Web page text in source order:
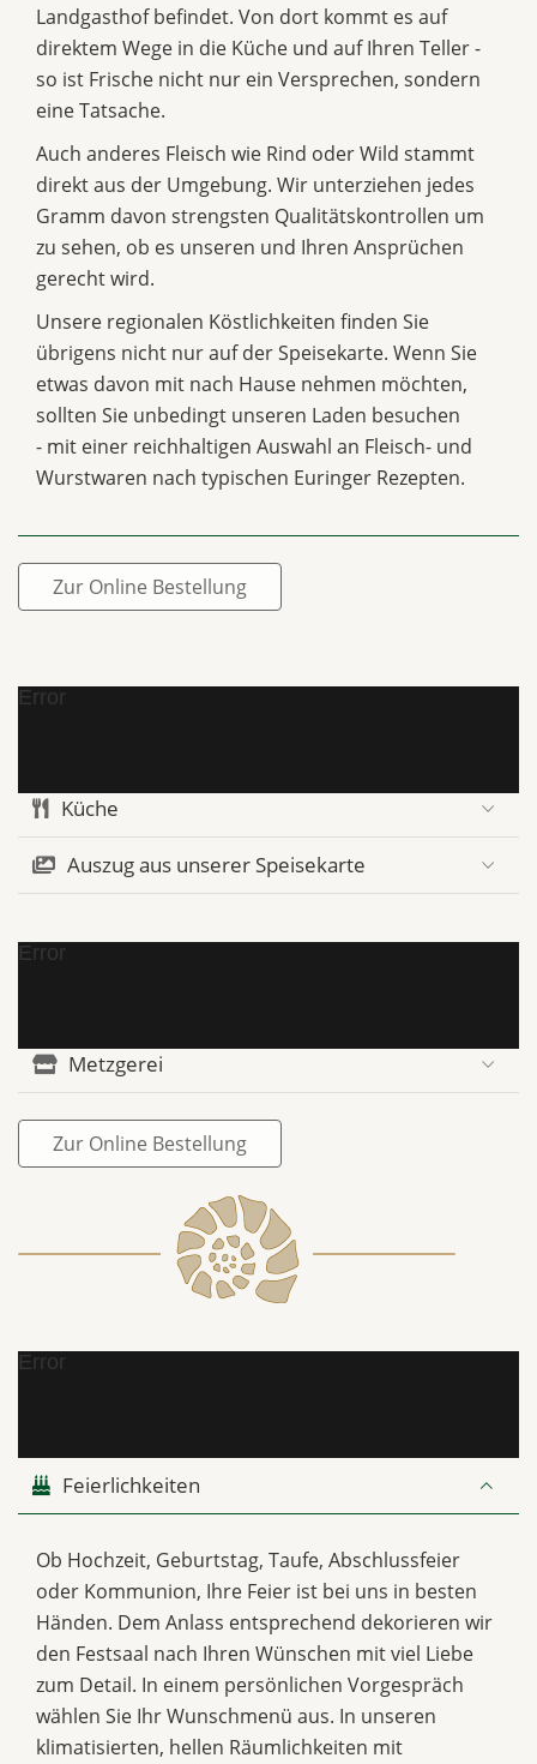
Landgasthof befindet. Von dort kommt es auf
direktem Wege in die Küche und auf Ihren Teller -
so ist Frische nicht nur ein Versprechen, sondern
eine Tatsache.
Auch anderes Fleisch wie Rind oder Wild stammt
direkt aus der Umgebung. Wir unterziehen jedes
Gramm davon strengsten Qualitätskontrollen um
zu sehen, ob es unseren und Ihren Ansprüchen
gerecht wird.
Unsere regionalen Köstlichkeiten finden Sie
übrigens nicht nur auf der Speisekarte. Wenn Sie
etwas davon mit nach Hause nehmen möchten,
sollten Sie unbedingt unseren Laden besuchen
- mit einer reichhaltigen Auswahl an Fleisch- und
Wurstwaren nach typischen Euringer Rezepten.
Zur Online Bestellung
Error
Küche
Auszug aus unserer Speisekarte
Error
Metzgerei
Zur Online Bestellung
Error
Feierlichkeiten
Ob Hochzeit, Geburtstag, Taufe, Abschlussfeier
oder Kommunion, Ihre Feier ist bei uns in besten
Händen. Dem Anlass entsprechend dekorieren wir
den Festsaal nach Ihren Wünschen mit viel Liebe
zum Detail. In einem persönlichen Vorgespräch
wählen Sie Ihr Wunschmenü aus. In unseren
klimatisierten, hellen Räumlichkeiten mit